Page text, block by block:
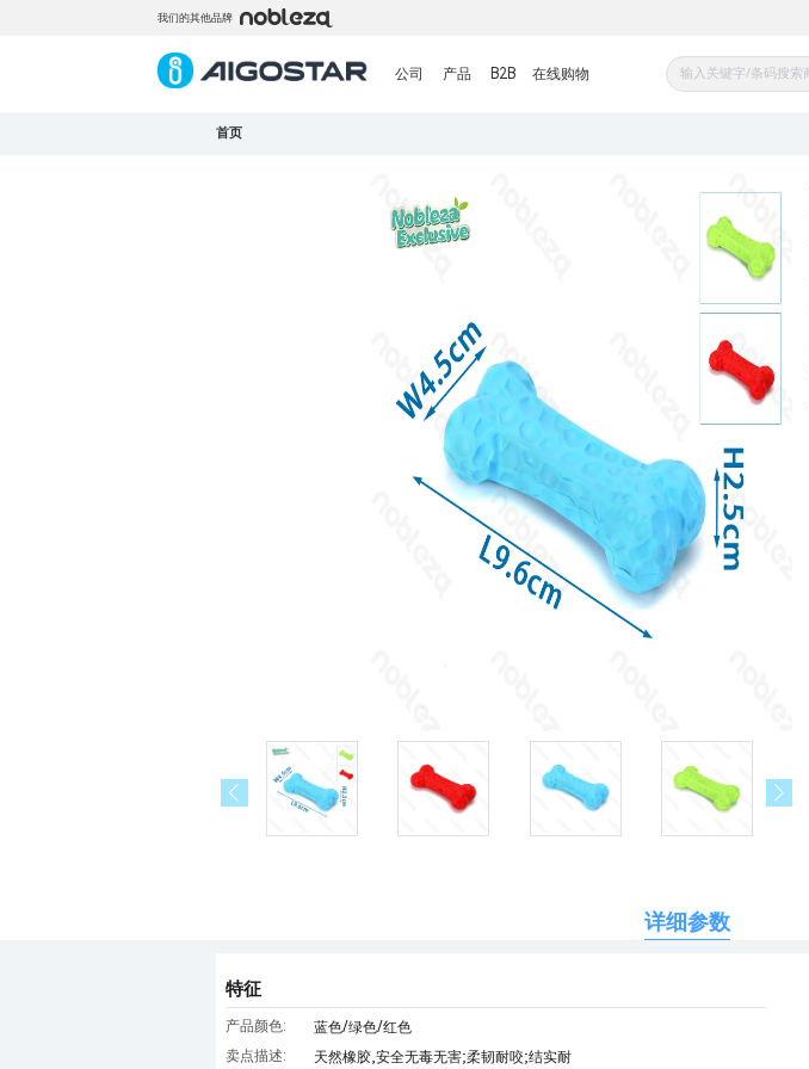
我们的其他品牌
公司 产品 B2B 在线购物
首页
详细参数
特征
产品颜色: 蓝色/绿色/红色
卖点描述:
天然橡胶,安全无毒无害;柔韧耐咬;结实耐